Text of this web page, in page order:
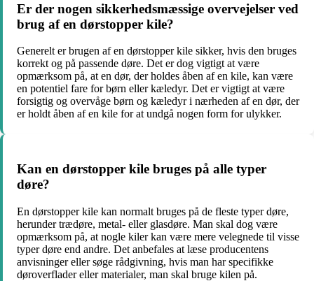
Er der nogen sikkerhedsmæssige overvejelser ved
brug af en dørstopper kile?
Generelt er brugen af en dørstopper kile sikker, hvis den bruges
korrekt og på passende døre. Det er dog vigtigt at være
opmærksom på, at en dør, der holdes åben af en kile, kan være
en potentiel fare for børn eller kæledyr. Det er vigtigt at være
forsigtig og overvåge børn og kæledyr i nærheden af en dør, der
er holdt åben af en kile for at undgå nogen form for ulykker.
Kan en dørstopper kile bruges på alle typer
døre?
En dørstopper kile kan normalt bruges på de fleste typer døre,
herunder trædøre, metal- eller glasdøre. Man skal dog være
opmærksom på, at nogle kiler kan være mere velegnede til visse
typer døre end andre. Det anbefales at læse producentens
anvisninger eller søge rådgivning, hvis man har specifikke
døroverflader eller materialer, man skal bruge kilen på.